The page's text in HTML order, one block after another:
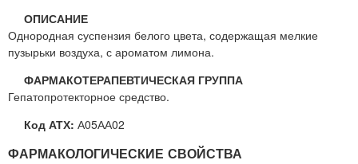
ОПИСАНИЕ
Однородная суспензия белого цвета, содержащая мелкие
пузырьки воздуха, с ароматом лимона.
ФАРМАКОТЕРАПЕВТИЧЕСКАЯ ГРУППА
Гепатопротекторное средство.
Код АТХ: А05АА02
ФАРМАКОЛОГИЧЕСКИЕ СВОЙСТВА